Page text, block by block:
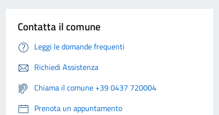
Contatta il comune
Leggi le domande frequenti
Richiedi Assistenza
Chiama il comune +39 0437 720004
Prenota un appuntamento